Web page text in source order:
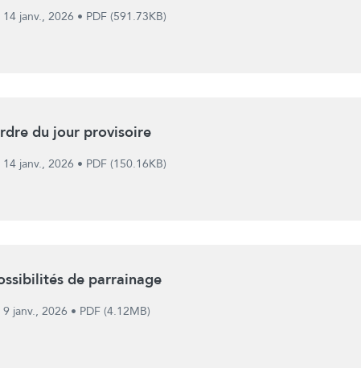
14 janv., 2026 • PDF (591.73KB)
du jour provisoire
14 janv., 2026 • PDF (150.16KB)
de parrainage
9 janv., 2026 • PDF (4.12MB)